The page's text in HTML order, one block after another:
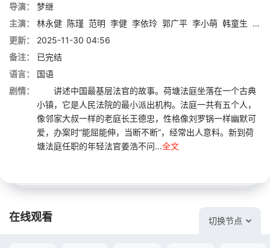
导演：
梦继
主演：
林永健 陈瑾 范明 李健 李依玲 郭广平 李小萌 韩童生 刘敏
更新：
2025-11-30 04:56
备注：
已完结
语言：
国语
剧情：
讲述中国最基层法官的故事。荷塘法庭坐落在一个古典
小镇，它是人民法院的最小派出机构。法庭一共有五个人，
像邻家大叔一样的老庭长王德忠，性格像刘罗锅一样幽默可
爱，办案时“能屈能伸，当断不断”，经常出人意料。新到荷
塘法庭任职的年轻法官姜浩不问...全文
在线观看 切换节点